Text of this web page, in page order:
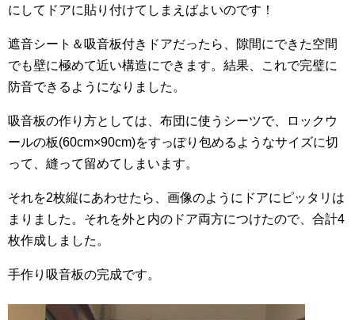
にしてドアに貼り付けてしまえばよいのです！
遮音シート＆吸音板付きドアだったら、隙間にできた空間
でも壁に極めて近い構造にできます。結果、これで完璧に
防音できるようになりました。
吸音板の作り方としては、布団に使うシーツで、ロックウ
ールの板(60cm×90cm)をすっぽり包めるようなサイズに切
って、縫って留めてしまいます。
それを2枚縦にあわせたら、画像のようにドアにピッタリは
まりました。それを外と内のドア両方につけたので、合計4
枚作成しました。
手作り吸音板の完成です。